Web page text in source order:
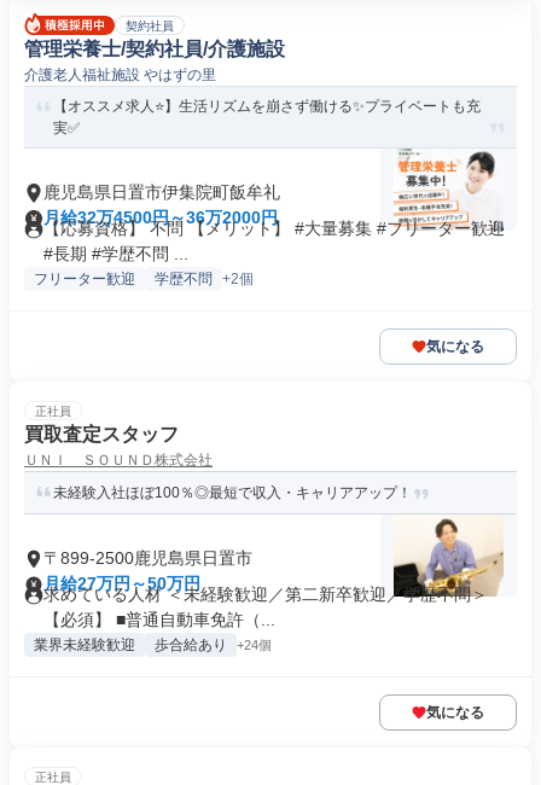
契約社員
管理栄養士/契約社員/介護施設
介護老人福祉施設 やはずの里
【オススメ求人⭐️】生活リズムを崩さず働ける✨プライベートも充
実✅️
鹿児島県日置市伊集院町飯牟礼
月給32万4500円～36万2000円
【応募資格】 不問 【メリット】 #大量募集 #フリーター歓迎
#長期 #学歴不問 ...
フリーター歓迎 学歴不問 +2個
気になる
正社員
買取査定スタッフ
ＵＮＩ ＳＯＵＮＤ株式会社
未経験入社ほぼ100％◎最短で収入・キャリアアップ！
〒899-2500鹿児島県日置市
月給27万円～50万円
求めている人材 ＜未経験歓迎／第二新卒歓迎／学歴不問＞
【必須】 ■普通自動車免許（...
業界未経験歓迎 歩合給あり +24個
気になる
正社員